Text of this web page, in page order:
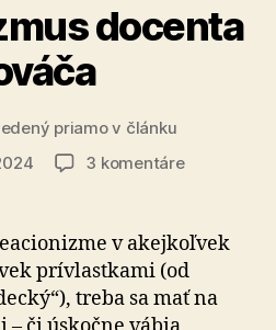
docenta
priamo v článku
3 komentárena
Kováča
v akejkoľvek
prívlastkami (od
treba sa mať na